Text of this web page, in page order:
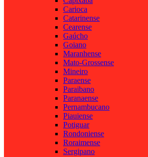
Carioca
Catarinense
Cearense
Gaúcho
Goiano
Maranhense
Mato-Grossense
Mineiro
Paraense
Paraibano
Paranaense
Pernambucano
Piauiense
Potiguar
Rondoniense
Roraimense
Sergipano